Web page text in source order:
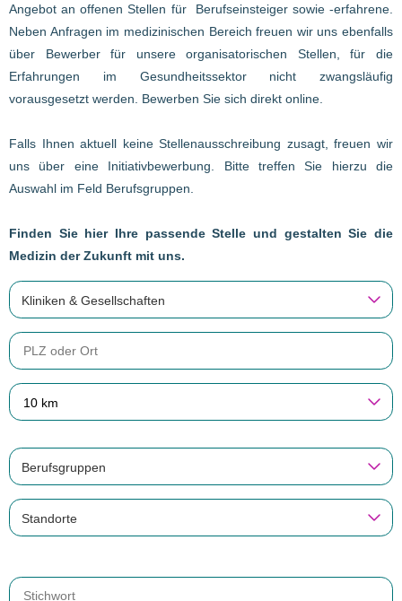
Angebot an offenen Stellen für Berufseinsteiger sowie -erfahrene.
Neben Anfragen im medizinischen Bereich freuen wir uns ebenfalls
über Bewerber für unsere organisatorischen Stellen, für die
Erfahrungen im Gesundheitssektor nicht zwangsläufig
vorausgesetzt werden. Bewerben Sie sich direkt online.
Falls Ihnen aktuell keine Stellenausschreibung zusagt, freuen wir
uns über eine Initiativbewerbung. Bitte treffen Sie hierzu die
Auswahl im Feld Berufsgruppen.
Finden Sie hier Ihre passende Stelle und gestalten Sie die
Medizin der Zukunft mit uns.
Kliniken & Gesellschaften
10 km
Berufsgruppen
Standorte